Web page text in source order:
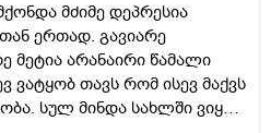
მძიმე დეპრესია
ერთად. გავიარე
მეტია არანაირი წამალი
ვატყობ თავს რომ ისევ მაქვს
სულ მინდა სახლში ვიყო